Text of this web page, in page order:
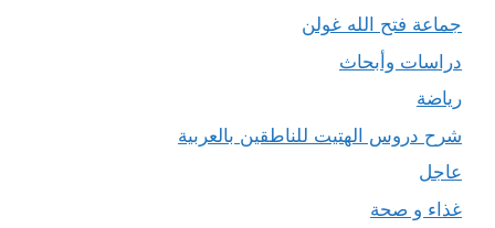
جماعة فتح الله غولن
دراسات وأبحاث
رياضة
شرح دروس الهتيت للناطقين بالعربية
عاجل
غذاء و صحة